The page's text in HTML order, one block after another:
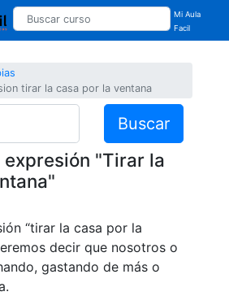
Mi Aula
Facil
tirar la casa por la ventana
Buscar
"Tirar la
“tirar la casa por la
decir que nosotros o
gastando de más o